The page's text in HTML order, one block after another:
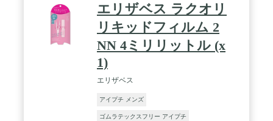
エリザベス ラクオリ
リキッドフィルム 2
NN 4ミリリットル (x
1)
エリザベス
アイプチ メンズ
ゴムラテックスフリー アイプチ